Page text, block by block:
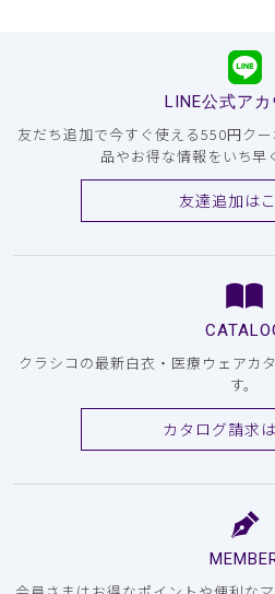
LINE公式アカ
友だち追加で今すぐ使える550円ク
品やお得な情報をいち早
友達追加は
クラシコの最新白衣・医療ウェアカ
す。
カタログ請求